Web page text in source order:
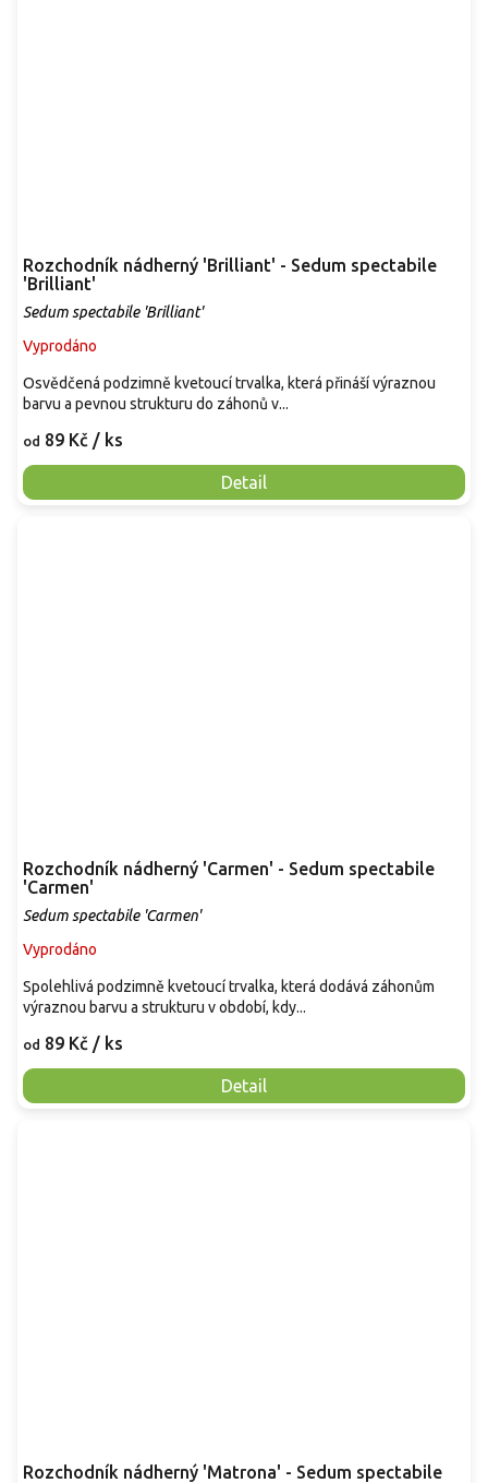
Rozchodník nádherný 'Brilliant' - Sedum spectabile
'Brilliant'
Sedum spectabile 'Brilliant'
Vyprodáno
od 89 Kč / ks
Detail
Osvědčená podzimně kvetoucí trvalka, která přináší výraznou
barvu a pevnou strukturu do záhonů v...
Rozchodník nádherný 'Carmen' - Sedum spectabile
'Carmen'
Sedum spectabile 'Carmen'
Vyprodáno
od 89 Kč / ks
Detail
Spolehlivá podzimně kvetoucí trvalka, která dodává záhonům
výraznou barvu a strukturu v období, kdy...
Rozchodník nádherný 'Matrona' - Sedum spectabile